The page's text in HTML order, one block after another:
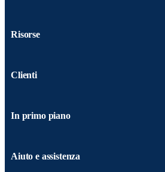
Risorse
Clienti
In primo piano
Aiuto e assistenza